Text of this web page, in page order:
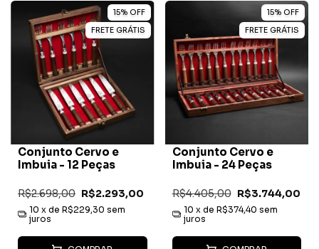
15% OFF
FRETE GRÁTIS
Conjunto Cervo e
Imbuia - 12 Peças
R$2.698,00 R$2.293,00
10 x de R$229,30 sem
juros
15% OFF
FRETE GRÁTIS
Conjunto Cervo e
Imbuia - 24 Peças
R$4.405,00 R$3.744,00
10 x de R$374,40 sem
juros